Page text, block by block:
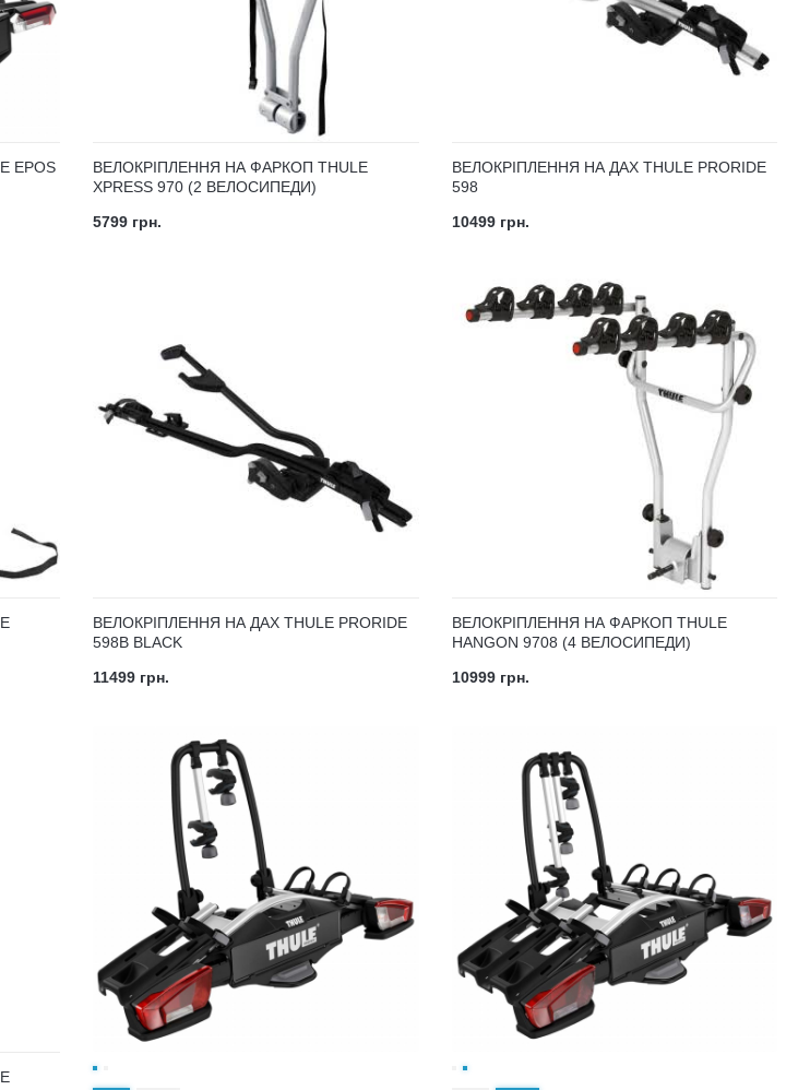
EPOS
ВЕЛОКРІПЛЕННЯ НА ФАРКОП THULE
XPRESS 970 (2 ВЕЛОСИПЕДИ)
5799 грн.
ВЕЛОКРІПЛЕННЯ НА ДАХ THULE PRORIDE
598
10499 грн.
ВЕЛОКРІПЛЕННЯ НА ДАХ THULE PRORIDE
598B BLACK
11499 грн.
ВЕЛОКРІПЛЕННЯ НА ФАРКОП THULE
HANGON 9708 (4 ВЕЛОСИПЕДИ)
10999 грн.